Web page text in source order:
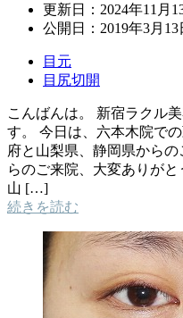
更新日： 2024年11月
公開日： 2019年3月13
目元
目尻切開
こんばんは。 新宿ラクル
す。 今日は、六本木院で
府と山梨県、静岡県から
らのご来院、大変ありが
山 […]
続きを読む